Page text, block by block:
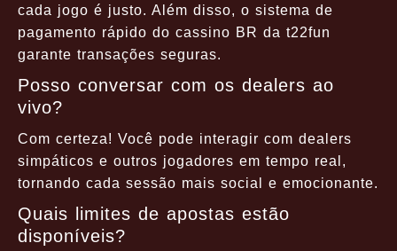
cada jogo é justo. Além disso, o sistema de
pagamento rápido do cassino BR da t22fun
garante transações seguras.
Posso conversar com os dealers ao
vivo?
Com certeza! Você pode interagir com dealers
simpáticos e outros jogadores em tempo real,
tornando cada sessão mais social e emocionante.
Quais limites de apostas estão
disponíveis?